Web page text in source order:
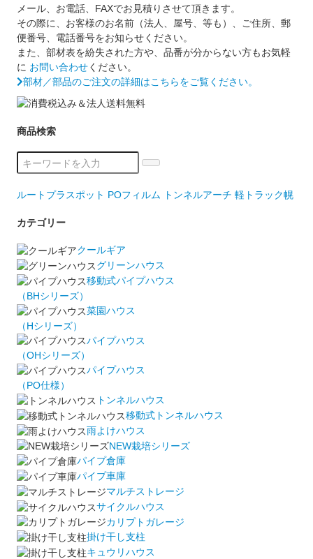
メール、お電話、FAXでお見積りさせて頂きます。
その際に、お客様のお名前（法人、屋号、等も）、ご住所、郵
便番号、電話番号をお知らせください。
また、部材表を紛失された方や、品番が分からない方もお気軽
に お問い合わせください。
部材／部品のご注文の詳細はこちらをご覧ください。
商品検索
ルートプラスポット POフィルム トンネルアーチ 軽トラック幌
カテゴリー
クールギア
グリーンハウス
移動式パイプハウス
（BHシリーズ）
菜園ハウス
（Hシリーズ）
パイプハウス
（OHシリーズ）
パイプハウス
（PO仕様）
トンネルハウス
移動式トンネルハウス
雨よけハウス
NEW栽培シリーズ
パイプ倉庫
パイプ車庫
マルチストレージ
サイクルハウス
カリプトガレージ
掛け干し支柱
キュウリハウス